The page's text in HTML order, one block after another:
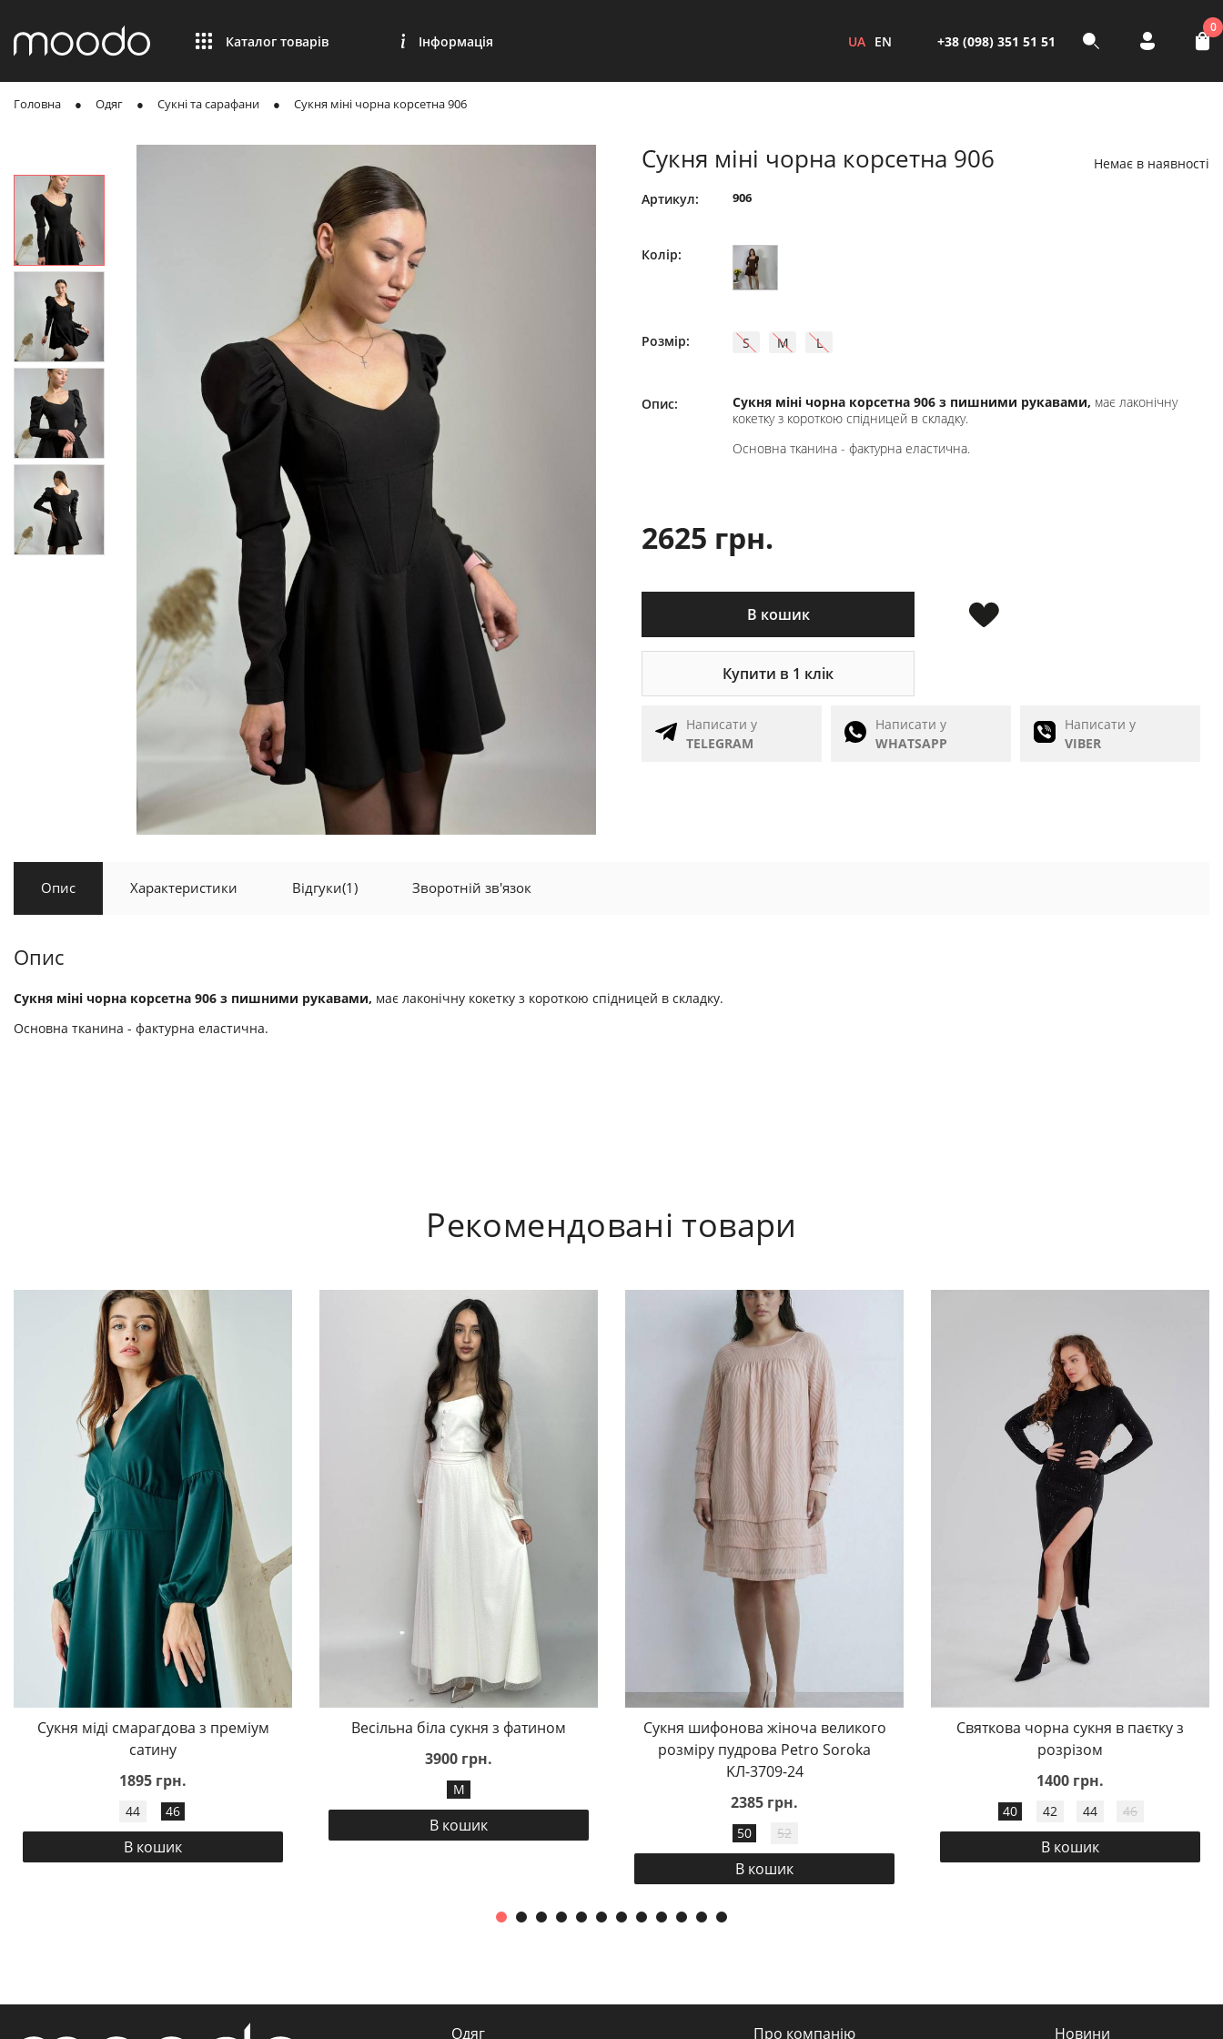
Каталог товарів Інформація UA EN +38 (098) 351 51 51
0
Головна Одяг Сукні та сарафани Сукня міні чорна корсетна 906
Сукня міні чорна корсетна 906 Немає в наявності
Артикул: 906
Колір:
Розмір: S M L
Опис: Сукня міні чорна корсетна 906 з пишними рукавами, має лаконічну
кокетку з короткою спідницей в складку.
Основна тканина - фактурна еластична.
2625 грн.
В кошик
Купити в 1 клік
Написати у
TELEGRAM
Написати у
WHATSAPP
Написати у
VIBER
Опис Характеристики Відгуки(1) Зворотній зв'язок
Опис
Сукня міні чорна корсетна 906 з пишними рукавами, має лаконічну кокетку з короткою спідницей в складку.
Основна тканина - фактурна еластична.
Рекомендовані товари
Сукня міді смарагдова з преміум
сатину
1895 грн.
44 46
В кошик
Весільна біла сукня з фатином
3900 грн.
M
В кошик
Сукня шифонова жіноча великого
розміру пудрова Petro Soroka
KЛ-3709-24
2385 грн.
50 52
В кошик
Святкова чорна сукня в паєтку з
розрізом
1400 грн.
40 42 44 46
В кошик
Одяг Про компанію Новини